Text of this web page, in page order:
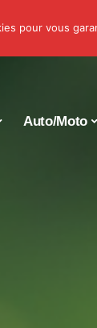
Auto/Moto
pour vous